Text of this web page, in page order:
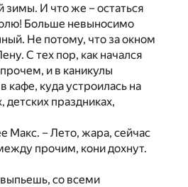
зимы. И что же – остаться
Больше невыносимо
Не потому, что за окном
С тех пор, как начался
и в каникулы
кафе, куда устроилась на
праздниках,
Макс. – Лето, жара, сейчас
прочим, кони дохнут.
со всеми